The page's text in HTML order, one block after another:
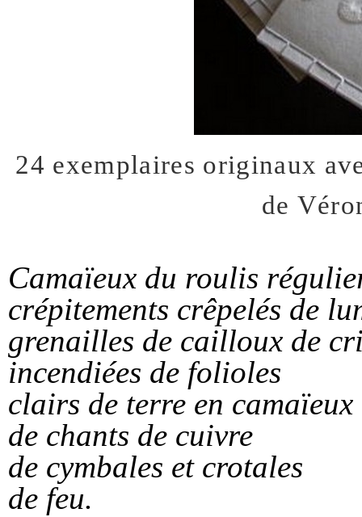
24 exemplaires originaux
de
Camaïeux du roulis
crépitements crêpelés de
grenailles de cailloux de
incendiées de folioles
clairs de terre en camaïeux
de chants de cuivre
de cymbales et crotales
de feu.